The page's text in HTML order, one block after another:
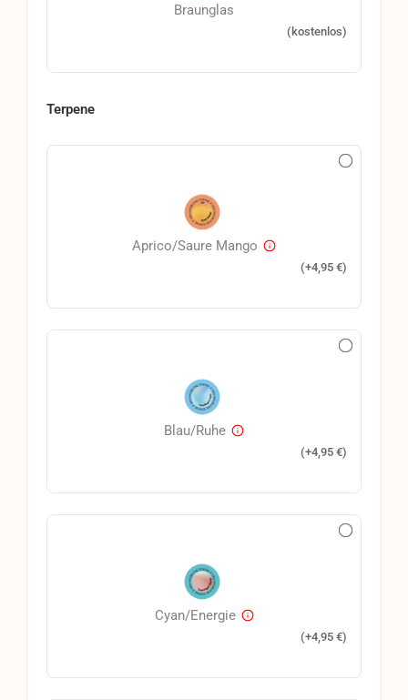
Braunglas
(kostenlos)
Terpene
Aprico/Saure Mango
(+4,95 €)
Blau/Ruhe
(+4,95 €)
Cyan/Energie
(+4,95 €)